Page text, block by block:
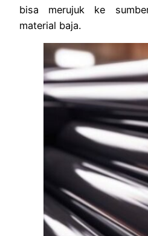
bisa merujuk ke
material baja.